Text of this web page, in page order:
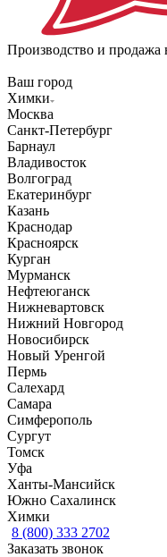
Производство и продажа
Ваш город
Химки
Москва
Санкт-Петербург
Барнаул
Владивосток
Волгоград
Екатеринбург
Казань
Краснодар
Красноярск
Курган
Мурманск
Нефтеюганск
Нижневартовск
Нижний Новгород
Новосибирск
Новый Уренгой
Пермь
Салехард
Самара
Симферополь
Сургут
Томск
Уфа
Ханты-Мансийск
Южно Сахалинск
Химки
8 (800) 333 2702
Заказать звонок